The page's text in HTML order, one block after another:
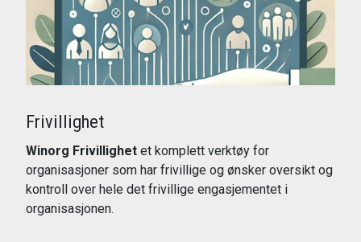
Frivillighet
Winorg Frivillighet et komplett verktøy for
organisasjoner som har frivillige og ønsker oversikt og
kontroll over hele det frivillige engasjementet i
organisasjonen.